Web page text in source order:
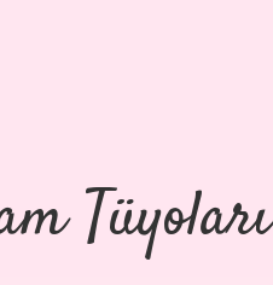
Tüyoları